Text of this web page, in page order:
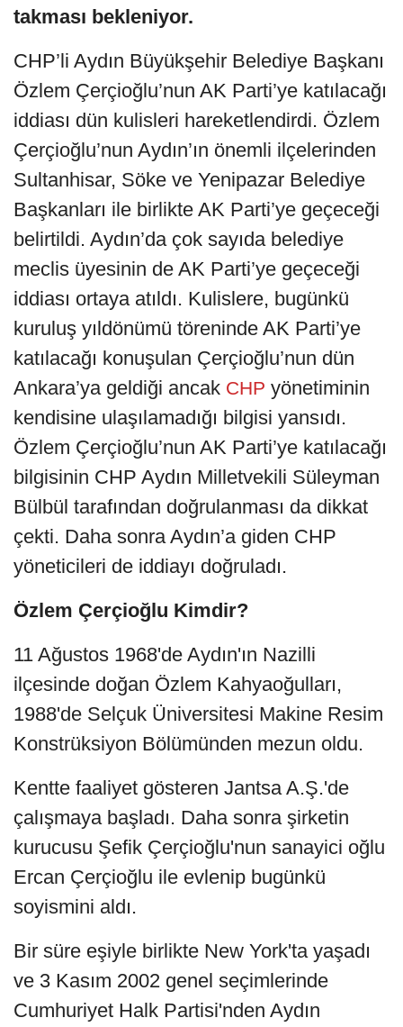
takması bekleniyor.
CHP’li Aydın Büyükşehir Belediye Başkanı
Özlem Çerçioğlu’nun AK Parti’ye katılacağı
iddiası dün kulisleri hareketlendirdi. Özlem
Çerçioğlu’nun Aydın’ın önemli ilçelerinden
Sultanhisar, Söke ve Yenipazar Belediye
Başkanları ile birlikte AK Parti’ye geçeceği
belirtildi. Aydın’da çok sayıda belediye
meclis üyesinin de AK Parti’ye geçeceği
iddiası ortaya atıldı. Kulislere, bugünkü
kuruluş yıldönümü töreninde AK Parti’ye
katılacağı konuşulan Çerçioğlu’nun dün
Ankara’ya geldiği ancak CHP yönetiminin
kendisine ulaşılamadığı bilgisi yansıdı.
Özlem Çerçioğlu’nun AK Parti’ye katılacağı
bilgisinin CHP Aydın Milletvekili Süleyman
Bülbül tarafından doğrulanması da dikkat
çekti. Daha sonra Aydın’a giden CHP
yöneticileri de iddiayı doğruladı.
Özlem Çerçioğlu Kimdir?
11 Ağustos 1968'de Aydın'ın Nazilli
ilçesinde doğan Özlem Kahyaoğulları,
1988'de Selçuk Üniversitesi Makine Resim
Konstrüksiyon Bölümünden mezun oldu.
Kentte faaliyet gösteren Jantsa A.Ş.'de
çalışmaya başladı. Daha sonra şirketin
kurucusu Şefik Çerçioğlu'nun sanayici oğlu
Ercan Çerçioğlu ile evlenip bugünkü
soyismini aldı.
Bir süre eşiyle birlikte New York'ta yaşadı
ve 3 Kasım 2002 genel seçimlerinde
Cumhuriyet Halk Partisi'nden Aydın